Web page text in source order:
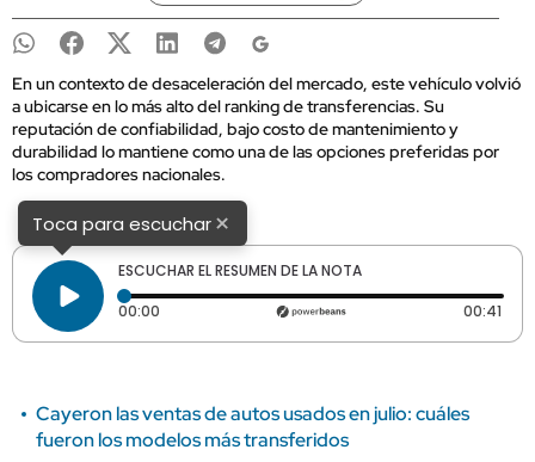
En un contexto de desaceleración del mercado, este vehículo volvió
a ubicarse en lo más alto del ranking de transferencias. Su
reputación de confiabilidad, bajo costo de mantenimiento y
durabilidad lo mantiene como una de las opciones preferidas por
los compradores nacionales.
Toca para escuchar×
ESCUCHAR EL RESUMEN DE LA NOTA
00:00 Tiempo transcurrido: 0 segundos 00:41
Cayeron las ventas de autos usados en julio: cuáles
fueron los modelos más transferidos